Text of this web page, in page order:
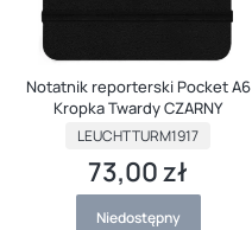
Notatnik reporterski Pocket A6
Kropka Twardy CZARNY
PRODUCENT
LEUCHTTURM1917
Cena
73,00 zł
Niedostępny